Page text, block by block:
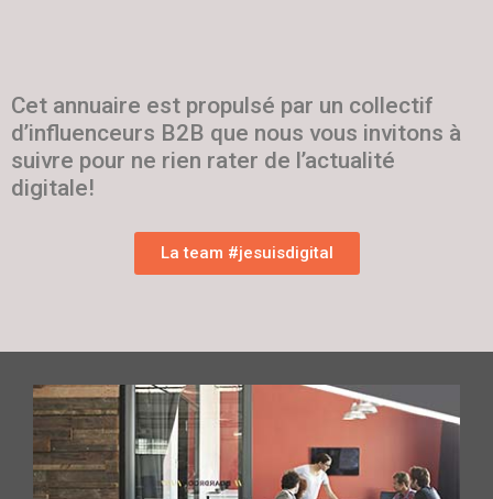
Cet annuaire est propulsé par un collectif
d’influenceurs B2B que nous vous invitons à
suivre pour ne rien rater de l’actualité
digitale!
La team #jesuisdigital